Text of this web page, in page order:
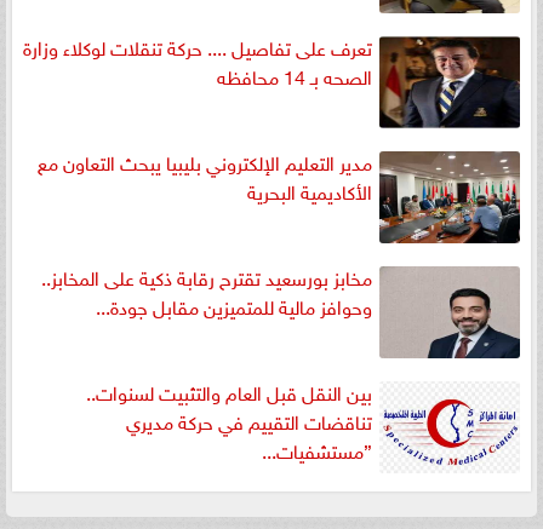
تعرف على تفاصيل .... حركة تنقلات لوكلاء وزارة
الصحه بـ 14 محافظه
مدير التعليم الإلكتروني بليبيا يبحث التعاون مع
الأكاديمية البحرية
مخابز بورسعيد تقترح رقابة ذكية على المخابز..
وحوافز مالية للمتميزين مقابل جودة...
بين النقل قبل العام والتثبيت لسنوات..
تناقضات التقييم في حركة مديري
”مستشفيات...